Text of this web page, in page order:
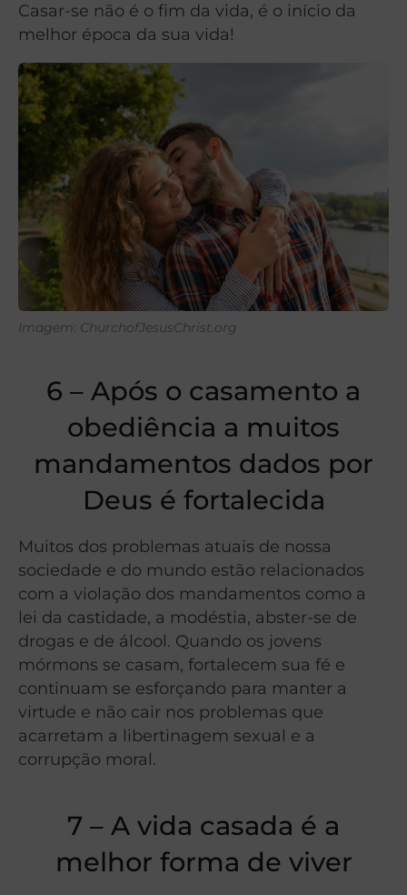
Casar-se não é o fim da vida, é o início da
melhor época da sua vida!
Imagem: ChurchofJesusChrist.org
6 – Após o casamento a
obediência a muitos
mandamentos dados por
Deus é fortalecida
Muitos dos problemas atuais de nossa
sociedade e do mundo estão relacionados
com a violação dos mandamentos como a
lei da castidade, a modéstia, abster-se de
drogas e de álcool. Quando os jovens
mórmons se casam, fortalecem sua fé e
continuam se esforçando para manter a
virtude e não cair nos problemas que
acarretam a libertinagem sexual e a
corrupção moral.
7 – A vida casada é a
melhor forma de viver